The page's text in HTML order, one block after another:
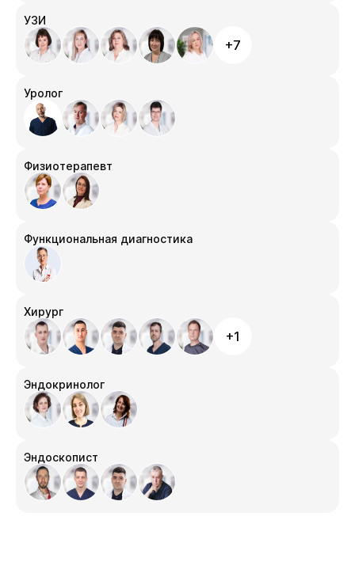
УЗИ
+7
Уролог
Физиотерапевт
Функциональная диагностика
Хирург
+1
Эндокринолог
Эндоскопист